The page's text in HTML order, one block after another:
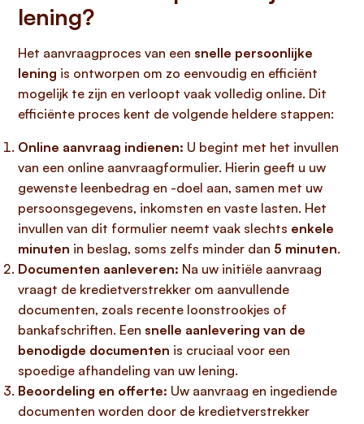
lening?
Het aanvraagproces van een snelle persoonlijke
lening is ontworpen om zo eenvoudig en efficiënt
mogelijk te zijn en verloopt vaak volledig online. Dit
efficiënte proces kent de volgende heldere stappen:
Online aanvraag indienen: U begint met het invullen
van een online aanvraagformulier. Hierin geeft u uw
gewenste leenbedrag en -doel aan, samen met uw
persoonsgegevens, inkomsten en vaste lasten. Het
invullen van dit formulier neemt vaak slechts enkele
minuten in beslag, soms zelfs minder dan 5 minuten.
Documenten aanleveren: Na uw initiële aanvraag
vraagt de kredietverstrekker om aanvullende
documenten, zoals recente loonstrookjes of
bankafschriften. Een snelle aanlevering van de
benodigde documenten is cruciaal voor een
spoedige afhandeling van uw lening.
Beoordeling en offerte: Uw aanvraag en ingediende
documenten worden door de kredietverstrekker